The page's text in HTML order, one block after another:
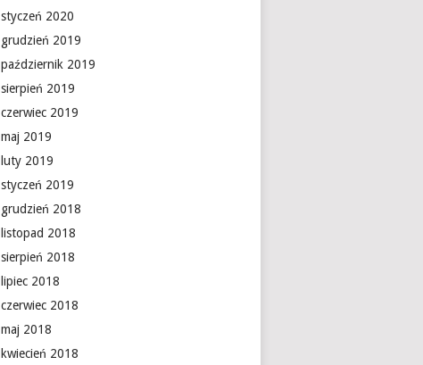
styczeń 2020
grudzień 2019
październik 2019
sierpień 2019
czerwiec 2019
maj 2019
luty 2019
styczeń 2019
grudzień 2018
listopad 2018
sierpień 2018
lipiec 2018
czerwiec 2018
maj 2018
kwiecień 2018